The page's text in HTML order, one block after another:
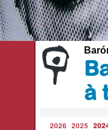
à
2026 2025